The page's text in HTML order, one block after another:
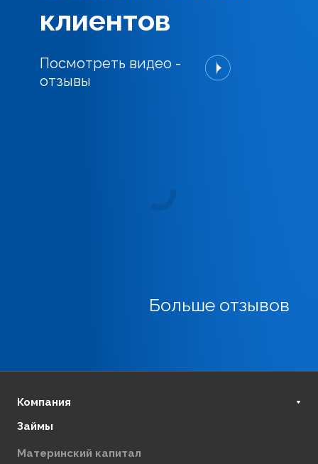
клиентов
Посмотреть видео -
отзывы
Больше отзывов
Компания
О нас
Финансовая стабильность
Займы
Материнский капитал